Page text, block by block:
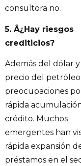
consultora no.
5. Â¿Hay riesgos
crediticios?
Además del dólar y
precio del
preocupaciones
rápida
crédito. Muchos
emergentes han
rápida expansión
préstamos en el